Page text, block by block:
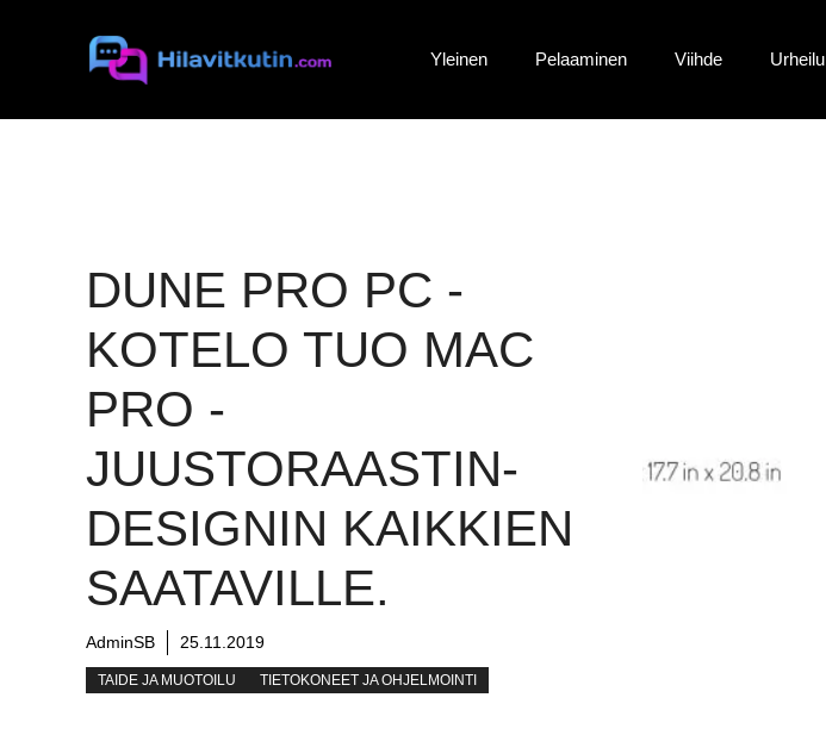
Yleinen Pelaaminen Viihde Urheilu
DUNE PRO PC -
KOTELO TUO MAC
PRO -
JUUSTORAASTIN-
DESIGNIN KAIKKIEN
SAATAVILLE.
AdminSB 25.11.2019
TAIDE JA MUOTOILU TIETOKONEET JA OHJELMOINTI